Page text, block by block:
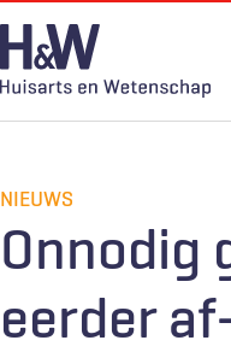
Overslaan
en
naar
gaan
Spoedzorg
Digitale zorg
Abonneren
NIEUWS
Onnodig
eerder